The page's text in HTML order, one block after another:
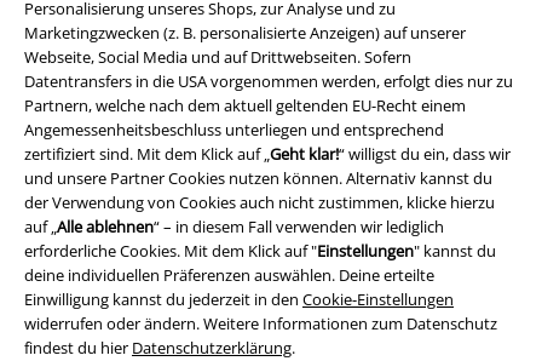
Personalisierung unseres Shops, zur Analyse und zu
Marketingzwecken (z. B. personalisierte Anzeigen) auf unserer
Webseite, Social Media und auf Drittwebseiten. Sofern
Datentransfers in die USA vorgenommen werden, erfolgt dies nur zu
Partnern, welche nach dem aktuell geltenden EU-Recht einem
Angemessenheitsbeschluss unterliegen und entsprechend
zertifiziert sind. Mit dem Klick auf „Geht klar!“ willigst du ein, dass wir
und unsere Partner Cookies nutzen können. Alternativ kannst du
der Verwendung von Cookies auch nicht zustimmen, klicke hierzu
auf „Alle ablehnen“ – in diesem Fall verwenden wir lediglich
erforderliche Cookies. Mit dem Klick auf "Einstellungen" kannst du
deine individuellen Präferenzen auswählen. Deine erteilte
Einwilligung kannst du jederzeit in den Cookie-Einstellungen
widerrufen oder ändern. Weitere Informationen zum Datenschutz
findest du hier Datenschutzerklärung.
Rechtliches
AGB
Impressum
Datenschutz
Entsorgung und Umweltschutz
Konformitätserklärung